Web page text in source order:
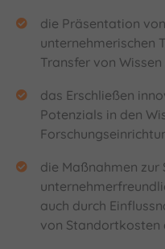
die Präsentation
unternehmerischen
Transfer von
das Erschließen
Potenzials in den
die Maßnahmen zur
auch durch
von